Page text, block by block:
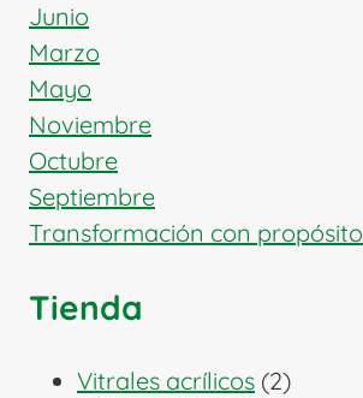
Junio
Marzo
Mayo
Noviembre
Octubre
Septiembre
Transformación con propósito
Tienda
Vitrales acrílicos 22